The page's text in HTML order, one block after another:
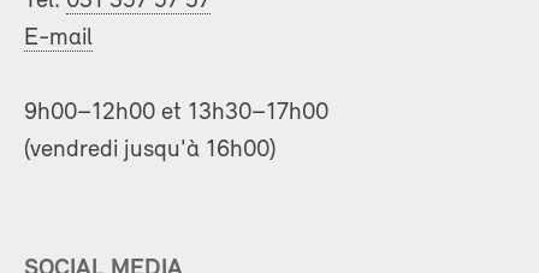
E-mail
9h00–12h00 et 13h30–17h00
(vendredi jusqu'à 16h00)